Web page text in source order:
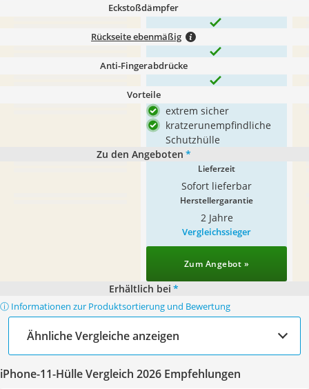
Eckstoßdämpfer
Rückseite ebenmäßig
Anti-Fingerabdrücke
Vorteile
extrem sicher
kratzerunempfindliche
Schutzhülle
Zu den Angeboten *
Lieferzeit
Sofort lieferbar
Herstellergarantie
2 Jahre
Vergleichssieger
Zum Angebot »
Erhältlich bei *
ⓘ Informationen zur Produktsortierung und Bewertung
Ähnliche Vergleiche anzeigen
iPhone-11-Hülle Vergleich 2026 Empfehlungen